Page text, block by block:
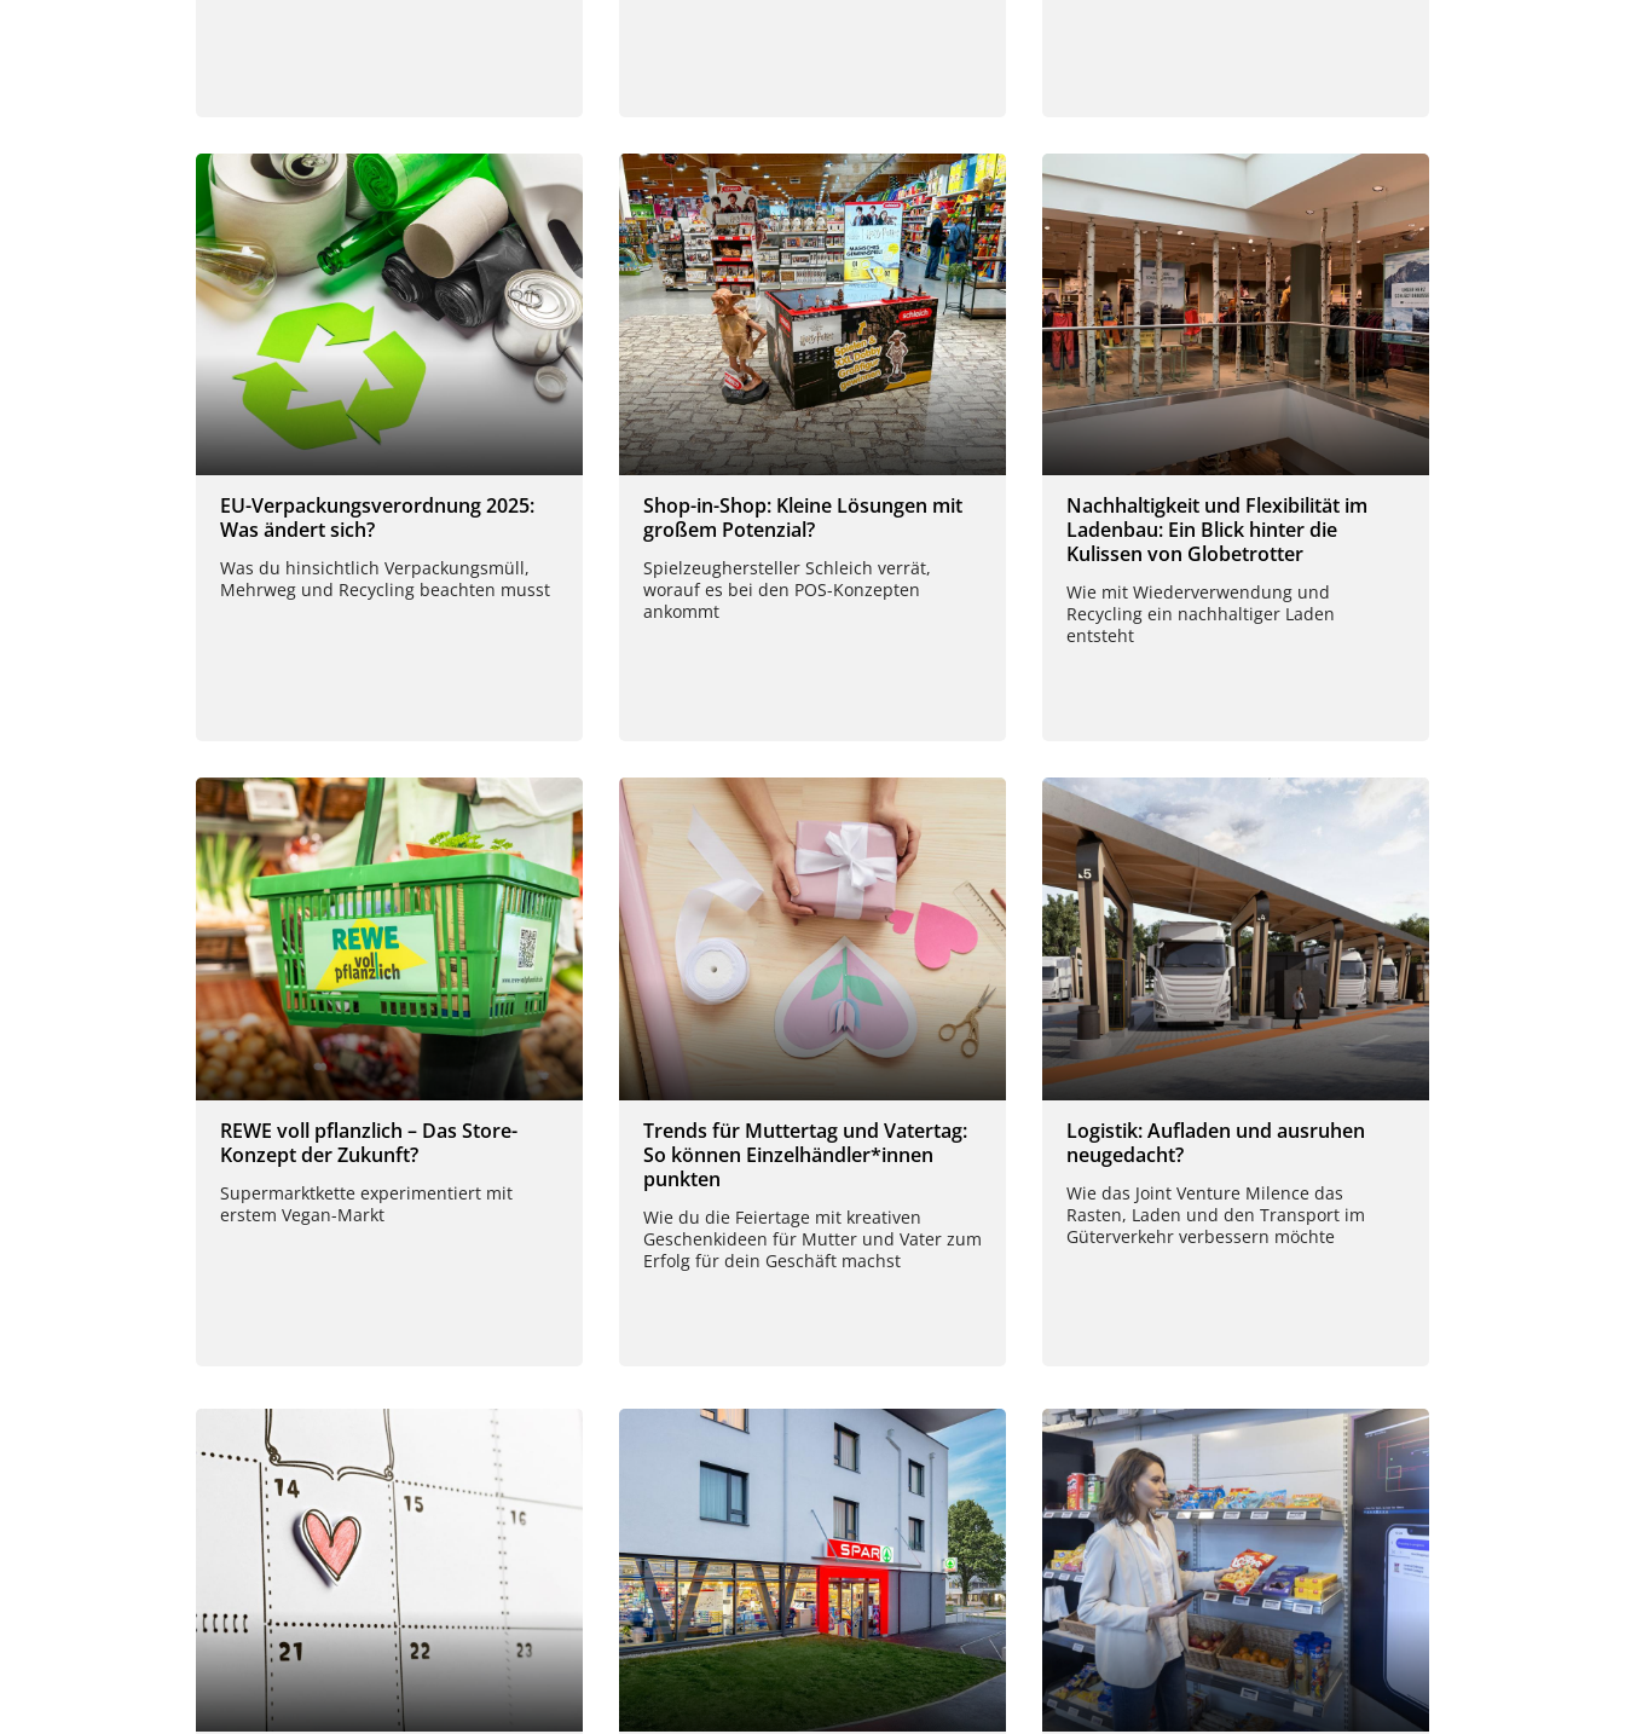
EU-Verpackungsverordnung 2025:
Was ändert sich?
Was du hinsichtlich Verpackungsmüll,
Mehrweg und Recycling beachten musst
Shop-in-Shop: Kleine Lösungen mit
großem Potenzial?
Spielzeughersteller Schleich verrät,
worauf es bei den POS-Konzepten
ankommt
Nachhaltigkeit und Flexibilität im
Ladenbau: Ein Blick hinter die
Kulissen von Globetrotter
Wie mit Wiederverwendung und
Recycling ein nachhaltiger Laden
entsteht
REWE voll pflanzlich – Das Store-
Konzept der Zukunft?
Supermarktkette experimentiert mit
erstem Vegan-Markt
Trends für Muttertag und Vatertag:
So können Einzelhändler*innen
punkten
Wie du die Feiertage mit kreativen
Geschenkideen für Mutter und Vater zum
Erfolg für dein Geschäft machst
Logistik: Aufladen und ausruhen
neugedacht?
Wie das Joint Venture Milence das
Rasten, Laden und den Transport im
Güterverkehr verbessern möchte